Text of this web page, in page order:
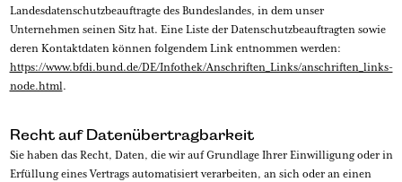
Landesdatenschutzbeauftragte des Bundeslandes, in dem unser
Unternehmen seinen Sitz hat. Eine Liste der Datenschutzbeauftragten sowie
deren Kontaktdaten können folgendem Link entnommen werden:
https://www.bfdi.bund.de/DE/Infothek/Anschriften_Links/anschriften_links-
node.html.
Recht auf Datenübertragbarkeit
Sie haben das Recht, Daten, die wir auf Grundlage Ihrer Einwilligung oder in
Erfüllung eines Vertrags automatisiert verarbeiten, an sich oder an einen